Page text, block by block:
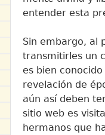
entender esta
Sin embargo, al
transmitirles un
es bien
revelación de
aún así deben
sitio web es
hermanos que